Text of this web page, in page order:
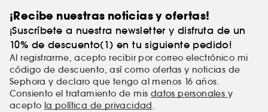
¡Recibe nuestras noticias y ofertas!
¡Suscríbete a nuestra newsletter y disfruta de un
10% de descuento(1) en tu siguiente pedido!
Al registrarme, acepto recibir por correo electrónico mi
código de descuento, así como ofertas y noticias de
Sephora y declaro que tengo al menos 16 años.
Consiento el tratamiento de mis datos personales y
acepto la política de privacidad.